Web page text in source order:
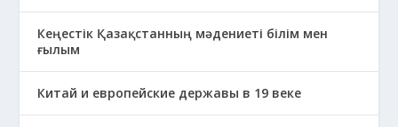
Кеңестік Қазақстанның мәдениеті білім мен
ғылым
Китай и европейские державы в 19 веке